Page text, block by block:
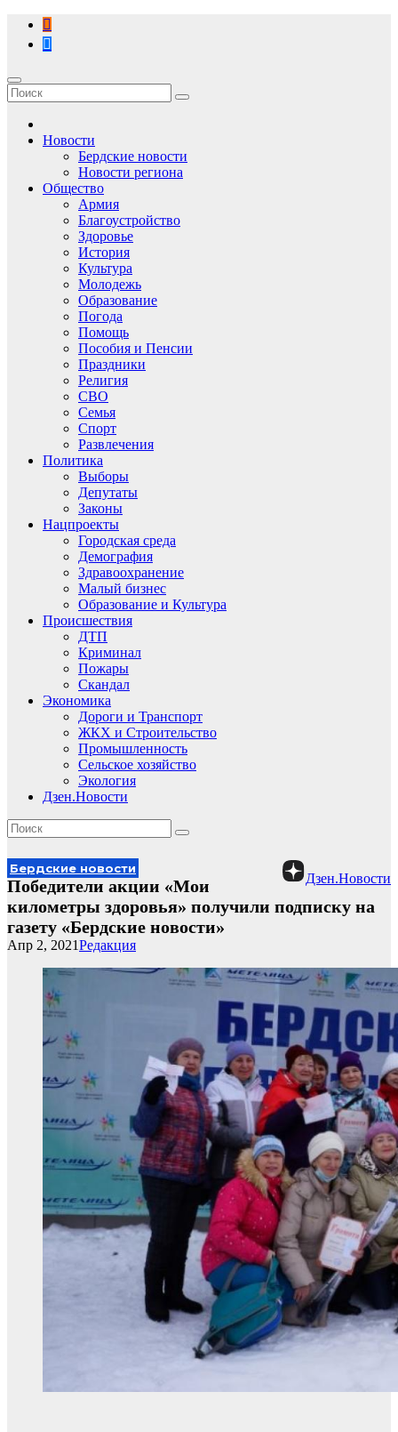
Перейти
содержимому
Новости
Бердские новости
Новости региона
Общество
Армия
Благоустройство
Здоровье
История
Культура
Молодежь
Образование
Погода
Помощь
Пособия и Пенсии
Праздники
Религия
СВО
Семья
Спорт
Развлечения
Политика
Выборы
Депутаты
Законы
Нацпроекты
Городская среда
Демография
Здравоохранение
Малый бизнес
Образование и Культура
Происшествия
ДТП
Криминал
Пожары
Скандал
Экономика
Дороги и Транспорт
ЖКХ и Строительство
Промышленность
Сельское хозяйство
Экология
Дзен.Новости
Дзен.Новости
Бердские новости
Победители акции «Мои
километры здоровья» получили подписку на
газету «Бердские новости»
Редакция
Апр 2, 2021